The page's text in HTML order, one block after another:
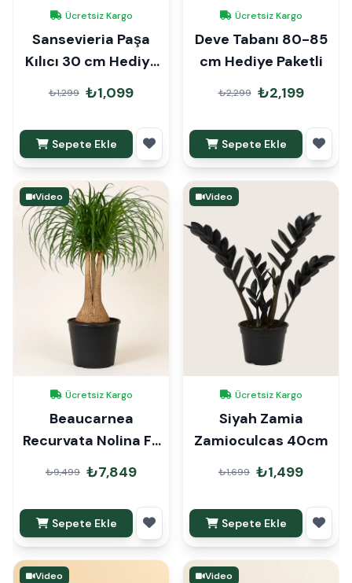
Ücretsiz Kargo
Sansevieria Paşa
Kılıcı 30 cm Hediye
Paketli
₺1,299 ₺1,099
Sepete Ekle
Ücretsiz Kargo
Deve Tabanı 80-85
cm Hediye Paketli
₺2,299 ₺2,199
Sepete Ekle
Video
Ücretsiz Kargo
Beaucarnea
Recurvata Nolina Fil
Ayağı 90cm
₺9,499 ₺7,849
Sepete Ekle
Video
Ücretsiz Kargo
Siyah Zamia
Zamioculcas 40cm
₺1,699 ₺1,499
Sepete Ekle
Video Video